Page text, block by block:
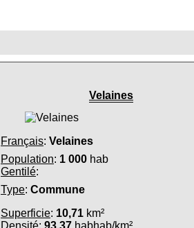
Velaines
Français: Velaines
Population: 1 000 hab
Gentilé:
Type: Commune
Superficie: 10,71 km²
Densité: 93.37 habhab/km²